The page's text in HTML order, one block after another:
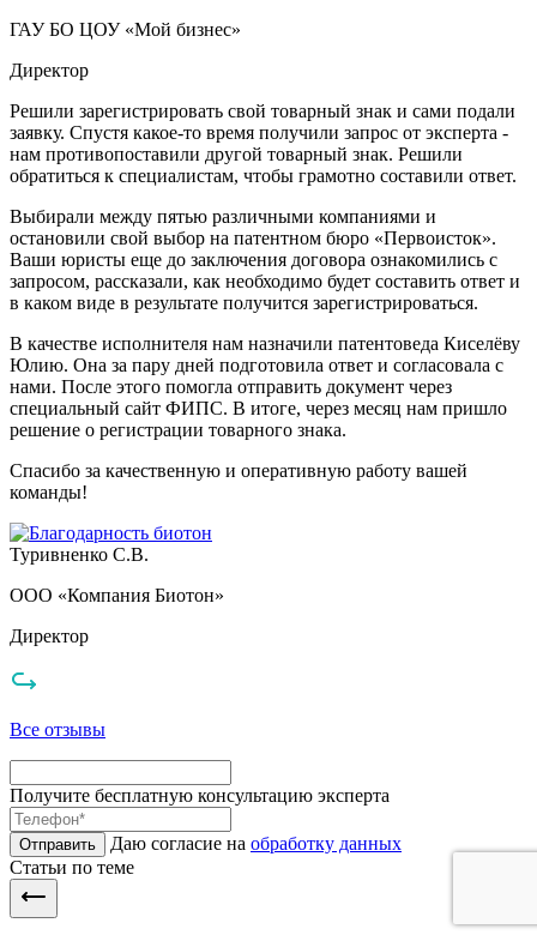
ГАУ БО ЦОУ «Мой бизнес»
Директор
Решили зарегистрировать свой товарный знак и сами подали
заявку. Спустя какое-то время получили запрос от эксперта -
нам противопоставили другой товарный знак. Решили
обратиться к специалистам, чтобы грамотно составили ответ.
Выбирали между пятью различными компаниями и
остановили свой выбор на патентном бюро «Первоисток».
Ваши юристы еще до заключения договора ознакомились с
запросом, рассказали, как необходимо будет составить ответ и
в каком виде в результате получится зарегистрироваться.
В качестве исполнителя нам назначили патентоведа Киселёву
Юлию. Она за пару дней подготовила ответ и согласовала с
нами. После этого помогла отправить документ через
специальный сайт ФИПС. В итоге, через месяц нам пришло
решение о регистрации товарного знака.
Спасибо за качественную и оперативную работу вашей
команды!
Туривненко С.В.
ООО «Компания Биотон»
Директор
Все отзывы
Получите бесплатную консультацию эксперта
Отправить Даю согласие на обработку данных
Статьи по теме